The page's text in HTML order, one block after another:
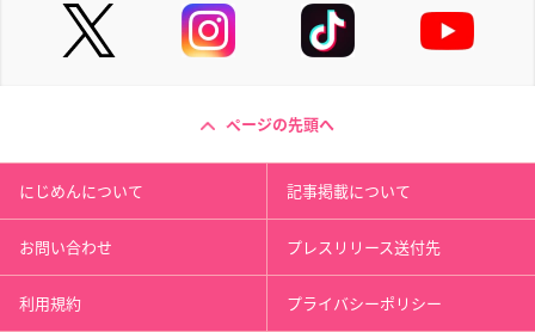
ページの先頭へ
にじめんについて 記事掲載について
お問い合わせ プレスリリース送付先
利用規約 プライバシーポリシー